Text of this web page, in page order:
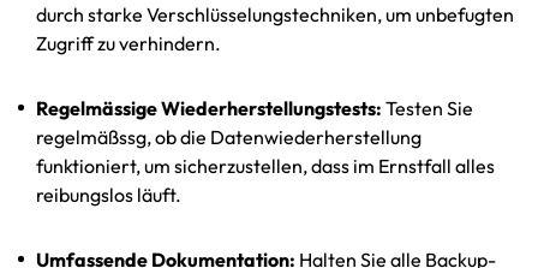
durch starke Verschlüsselungstechniken, um unbefugten
Zugriff zu verhindern.
Regelmässige Wiederherstellungstests: Testen Sie
regelmäßssg, ob die Datenwiederherstellung
funktioniert, um sicherzustellen, dass im Ernstfall alles
reibungslos läuft.
Umfassende Dokumentation: Halten Sie alle Backup-